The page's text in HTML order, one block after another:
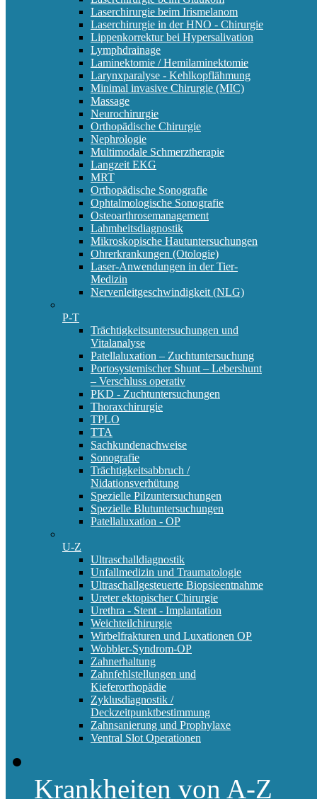
Laserchirurgie beim Irismelanom
Laserchirurgie in der HNO - Chirurgie
Lippenkorrektur bei Hypersalivation
Lymphdrainage
Laminektomie / Hemilaminektomie
Larynxparalyse - Kehlkopflähmung
Minimal invasive Chirurgie (MIC)
Massage
Neurochirurgie
Orthopädische Chirurgie
Nephrologie
Multimodale Schmerztherapie
Langzeit EKG
MRT
Orthopädische Sonografie
Ophtalmologische Sonografie
Osteoarthrosemanagement
Lahmheitsdiagnostik
Mikroskopische Hautuntersuchungen
Ohrerkrankungen (Otologie)
Laser-Anwendungen in der Tier-
Medizin
Nervenleitgeschwindigkeit (NLG)
P-T
Trächtigkeitsuntersuchungen und
Vitalanalyse
Patellaluxation – Zuchtuntersuchung
Portosystemischer Shunt – Lebershunt
– Verschluss operativ
PKD - Zuchtuntersuchungen
Thoraxchirurgie
TPLO
TTA
Sachkundenachweise
Sonografie
Trächtigkeitsabbruch /
Nidationsverhütung
Spezielle Pilzuntersuchungen
Spezielle Blutuntersuchungen
Patellaluxation - OP
U-Z
Ultraschalldiagnostik
Unfallmedizin und Traumatologie
Ultraschallgesteuerte Biopsieentnahme
Ureter ektopischer Chirurgie
Urethra - Stent - Implantation
Weichteilchirurgie
Wirbelfrakturen und Luxationen OP
Wobbler-Syndrom-OP
Zahnerhaltung
Zahnfehlstellungen und
Kieferorthopädie
Zyklusdiagnostik /
Deckzeitpunktbestimmung
Zahnsanierung und Prophylaxe
Ventral Slot Operationen
Krankheiten von A-Z